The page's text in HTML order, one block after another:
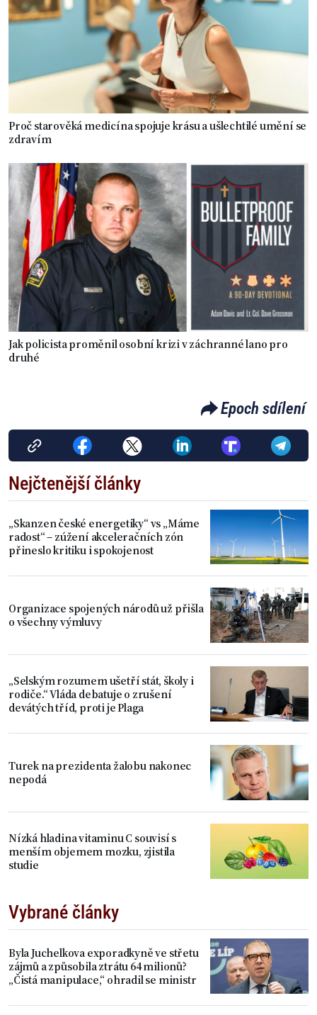
Proč starověká medicína spojuje krásu a ušlechtilé umění se
zdravím
Jak policista proměnil osobní krizi v záchranné lano pro
druhé
Epoch sdílení
Nejčtenější články
„Skanzen české energetiky“ vs „Máme
radost“ – zúžení akceleračních zón
přineslo kritiku i spokojenost
Organizace spojených národů už přišla
o všechny výmluvy
„Selským rozumem ušetří stát, školy i
rodiče.“ Vláda debatuje o zrušení
devátých tříd, proti je Plaga
Turek na prezidenta žalobu nakonec
nepodá
Nízká hladina vitaminu C souvisí s
menším objemem mozku, zjistila
studie
Vybrané články
Byla Juchelkova exporadkyně ve střetu
zájmů a způsobila ztrátu 64 milionů?
„Čistá manipulace,“ ohradil se ministr